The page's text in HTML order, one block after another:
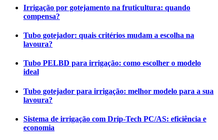
Irrigação por gotejamento na fruticultura: quando
compensa?
Tubo gotejador: quais critérios mudam a escolha na
lavoura?
Tubo PELBD para irrigação: como escolher o modelo
ideal
Tubo gotejador para irrigação: melhor modelo para a sua
lavoura?
Sistema de irrigação com Drip-Tech PC/AS: eficiência e
economia